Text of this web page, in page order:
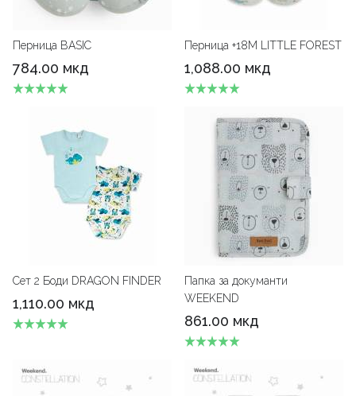
Перница BASIC
784.00 мкд
Перница +18M LITTLE FOREST
1,088.00 мкд
Сет 2 Боди DRAGON FINDER
1,110.00 мкд
Папка за докуманти
WEEKEND
861.00 мкд